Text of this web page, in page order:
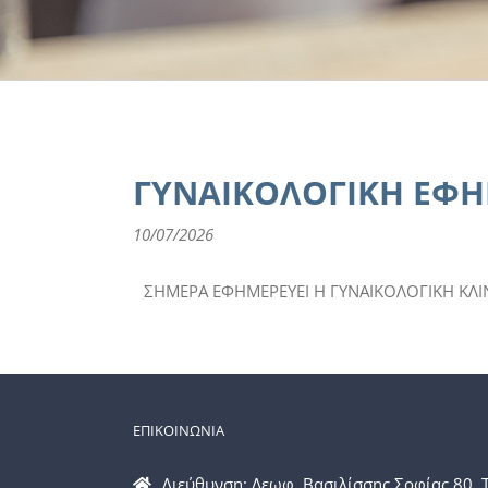
ΓΥΝΑΙΚΟΛΟΓΙΚΗ
10/07/2026
ΣΗΜΕΡΑ ΕΦΗΜΕΡΕΥΕΙ Η ΓΥΝΑΙΚΟΛΟΓΙΚΗ
ΕΠΙΚΟΙΝΩΝΙΑ
Διεύθυνση: Λεωφ. Βασιλίσσης Σοφίας